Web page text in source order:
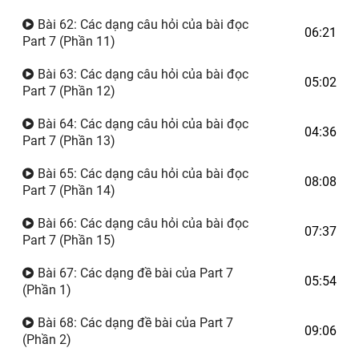
Bài 62: Các dạng câu hỏi của bài đọc
Part 7 (Phần 11)
06:21
Bài 63: Các dạng câu hỏi của bài đọc
Part 7 (Phần 12)
05:02
Bài 64: Các dạng câu hỏi của bài đọc
Part 7 (Phần 13)
04:36
Bài 65: Các dạng câu hỏi của bài đọc
Part 7 (Phần 14)
08:08
Bài 66: Các dạng câu hỏi của bài đọc
Part 7 (Phần 15)
07:37
Bài 67: Các dạng đề bài của Part 7
(Phần 1)
05:54
Bài 68: Các dạng đề bài của Part 7
(Phần 2)
09:06